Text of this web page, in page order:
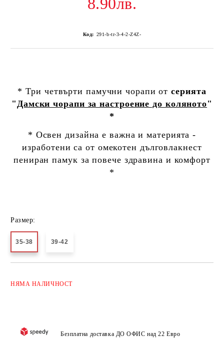
8.90лв.
Код: 291-b-tr-3-4-2-Z4Z-
* Три четвърти памучни чорапи отсерията
"Дамски чорапи за настроение до коляното"
*
* Освен дизайна е важна и материята -
изработени са от омекотен дълговлакнест
пениран памук за повече здравина и комфорт
*
Размер:
35-38 39-42
НЯМА НАЛИЧНОСТ
Безплатна доставка ДО ОФИС над 22 Евро